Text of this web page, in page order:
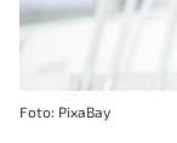
Foto: PixaBay